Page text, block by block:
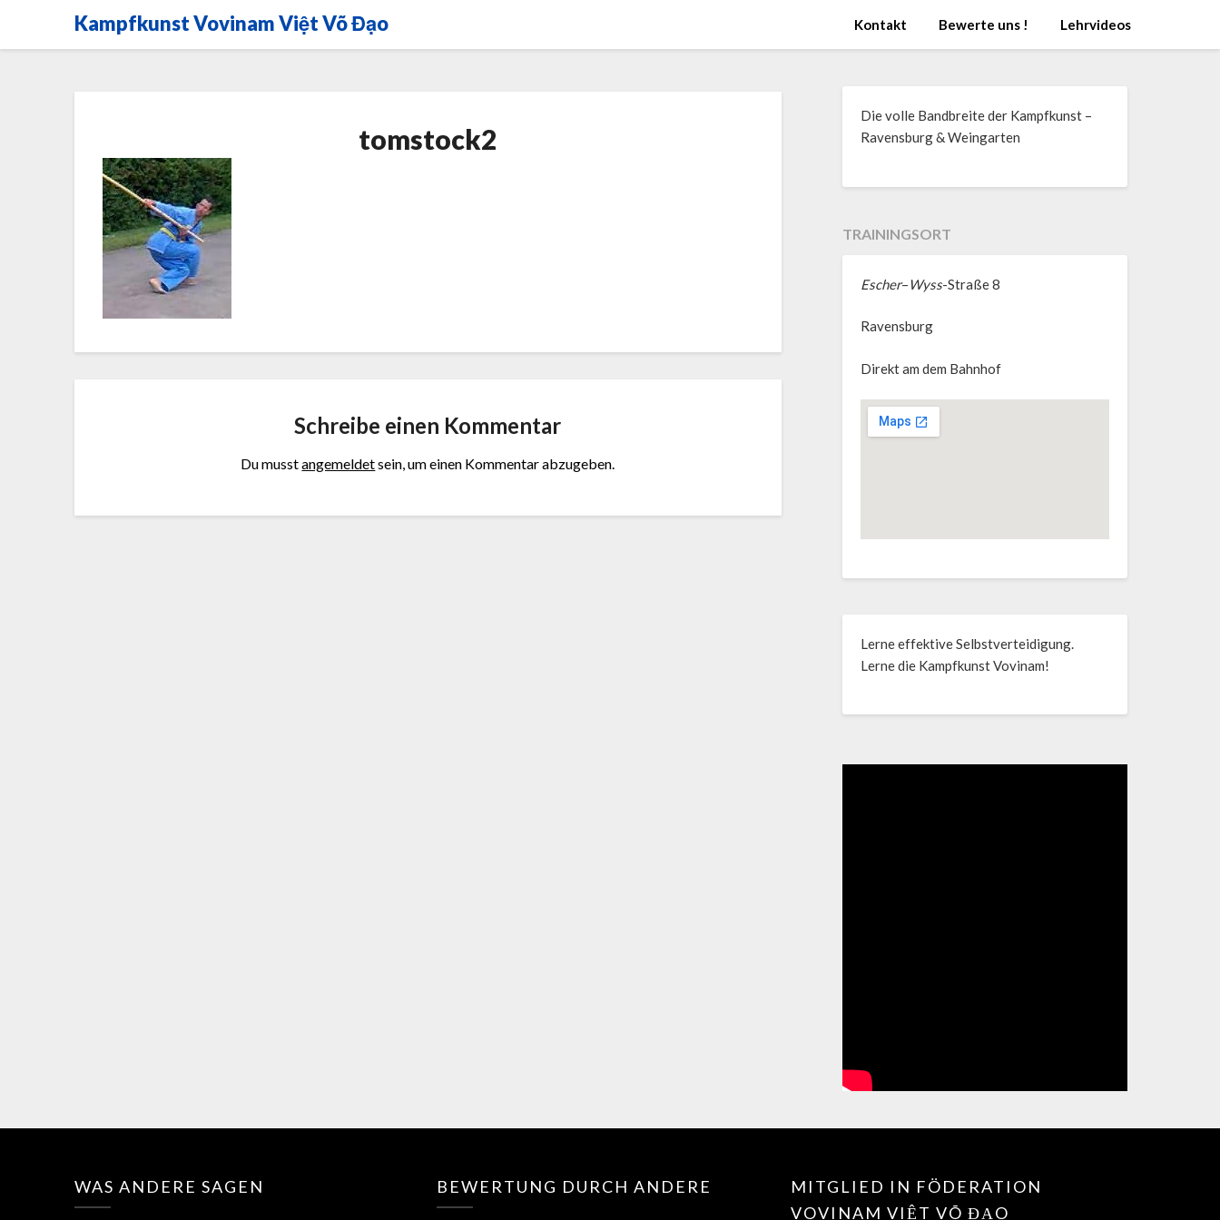
Kampfkunst Vovinam Việt Võ Đạo Kontakt Bewerte uns ! Lehrvideos
tomstock2
Schreibe einen Kommentar
Du musstangemeldetsein, um einen Kommentar abzugeben.
Die volle Bandbreite der Kampfkunst –
Ravensburg & Weingarten
TRAININGSORT
Escher–Wyss-Straße 8
Ravensburg
Direkt am dem Bahnhof
Lerne effektive Selbstverteidigung.
Lerne die Kampfkunst Vovinam!
WAS ANDERE SAGEN BEWERTUNG DURCH ANDERE
MITGLIED IN FÖDERATION
VOVINAM VIỆT VÕ ĐẠO